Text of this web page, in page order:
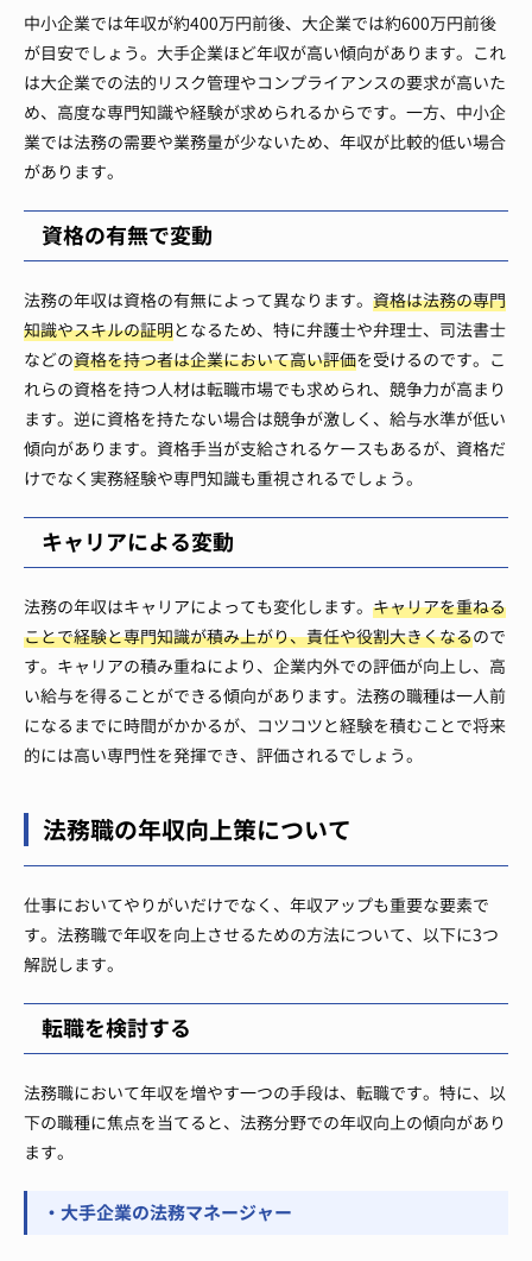
中小企業では年収が約400万円前後、大企業では約600万円前後
が目安でしょう。大手企業ほど年収が高い傾向があります。これ
は大企業での法的リスク管理やコンプライアンスの要求が高いた
め、高度な専門知識や経験が求められるからです。一方、中小企
業では法務の需要や業務量が少ないため、年収が比較的低い場合
があります。
資格の有無で変動
法務の年収は資格の有無によって異なります。 資格は法務の専門
知識やスキルの証明となるため、特に弁護士や弁理士、司法書士
などの資格を持つ者は企業において高い評価を受けるのです。こ
れらの資格を持つ人材は転職市場でも求められ、競争力が高まり
ます。逆に資格を持たない場合は競争が激しく、給与水準が低い
傾向があります。資格手当が支給されるケースもあるが、資格だ
けでなく実務経験や専門知識も重視されるでしょう。
キャリアによる変動
法務の年収はキャリアによっても変化します。 キャリアを重ねる
ことで経験と専門知識が積み上がり、責任や役割大きくなるので
す。キャリアの積み重ねにより、企業内外での評価が向上し、高
い給与を得ることができる傾向があります。法務の職種は一人前
になるまでに時間がかかるが、コツコツと経験を積むことで将来
的には高い専門性を発揮でき、評価されるでしょう。
法務職の年収向上策について
仕事においてやりがいだけでなく、年収アップも重要な要素で
す。法務職で年収を向上させるための方法について、以下に3つ
解説します。
転職を検討する
法務職において年収を増やす一つの手段は、転職です。特に、以
下の職種に焦点を当てると、法務分野での年収向上の傾向があり
ます。
・大手企業の法務マネージャー